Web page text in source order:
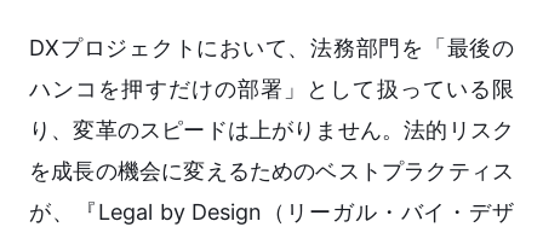
DXプロジェクトにおいて、法務部門を「最後の
ハンコを押すだけの部署」として扱っている限
り、変革のスピードは上がりません。法的リスク
を成長の機会に変えるためのベストプラクティス
が、『Legal by Design（リーガル・バイ・デザ